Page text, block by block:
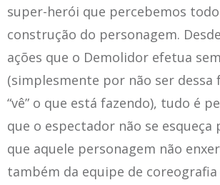
super-herói que percebemos
construção do personagem.
ações que o Demolidor efetua
(simplesmente por não ser dessa
“vê” o que está fazendo), tudo é
que o espectador não se
que aquele personagem não
também da equipe de